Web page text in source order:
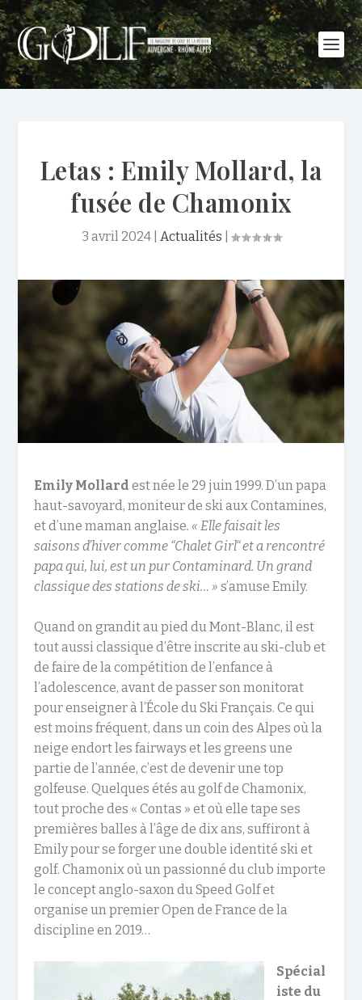
Letas : Emily Mollard, la
fusée de Chamonix
3 avril 2024| Actualités
Emily Mollard est née le 29 juin 1999. D’un papa
haut-savoyard, moniteur de ski aux Contamines,
et d’une maman anglaise. « Elle faisait les
saisons d’hiver comme “Chalet Girl“ et a rencontré
papa qui, lui, est un pur Contaminard. Un grand
classique des stations de ski… » s’amuse Emily.
Quand on grandit au pied du Mont-Blanc, il est
tout aussi classique d’être inscrite au ski-club et
de faire de la compétition de l’enfance à
l’adolescence, avant de passer son monitorat
pour enseigner à l’École du Ski Français. Ce qui
est moins fréquent, dans un coin des Alpes où la
neige endort les fairways et les greens une
partie de l’année, c’est de devenir une top
golfeuse. Quelques étés au golf de Chamonix,
tout proche des « Contas » et où elle tape ses
premières balles à l’âge de dix ans, suffiront à
Emily pour se forger une double identité ski et
golf. Chamonix où un passionné du club importe
le concept anglo-saxon du Speed Golf et
organise un premier Open de France de la
discipline en 2019…
Spécial
iste du